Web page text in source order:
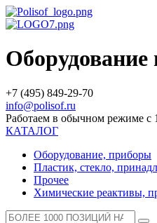
+7 (495) 849-29-70
info@polisof.ru
Работаем в обычном режиме
КАТАЛОГ
Оборудование, приборы
Пластик, стекло,
Прочее
Химические реактивы,